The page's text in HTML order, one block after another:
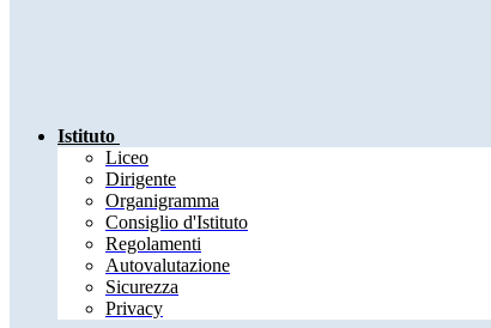
Istituto
Liceo
Dirigente
Organigramma
Consiglio d'Istituto
Regolamenti
Autovalutazione
Sicurezza
Privacy